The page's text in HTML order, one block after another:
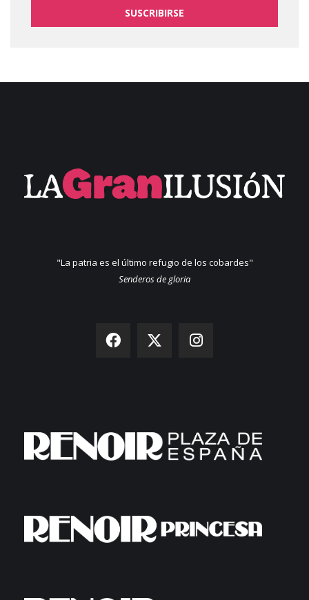
SUSCRIBIRSE
"La patria es el último refugio de los cobardes"
Senderos de gloria